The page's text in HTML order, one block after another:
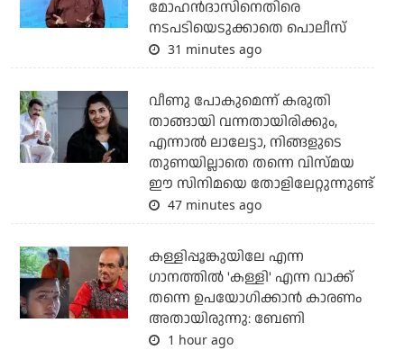
മോഹന്‍ദാസിനെതിരെ
നടപടിയെടുക്കാതെ പൊലീസ്
31 minutes ago
വീണു പോകുമെന്ന് കരുതി
താങ്ങായി വന്നതായിരിക്കും,
എന്നാല്‍ ലാലേട്ടാ, നിങ്ങളുടെ
തുണയില്ലാതെ തന്നെ വിസ്മയ
ഈ സിനിമയെ തോളിലേറ്റുന്നുണ്ട്
47 minutes ago
കള്ളിപ്പൂങ്കുയിലേ എന്ന
ഗാനത്തിൽ 'കള്ളി' എന്ന വാക്ക്
തന്നെ ഉപയോഗിക്കാൻ കാരണം
അതായിരുന്നു: ബേണി
1 hour ago